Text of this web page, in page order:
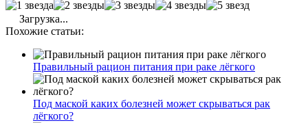
Загрузка...
Похожие статьи:
Правильный рацион питания при раке лёгкого
Под маской каких болезней может скрываться рак
лёгкого?